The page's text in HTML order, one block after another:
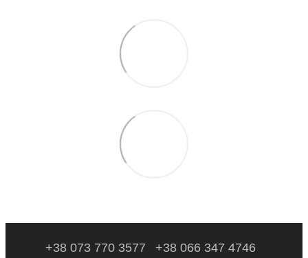
+38 073 770 3577 +38 066 347 4746